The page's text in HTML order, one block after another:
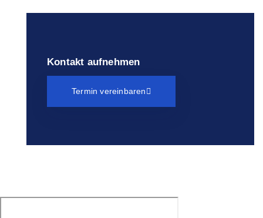
Kontakt aufnehmen
Termin vereinbaren